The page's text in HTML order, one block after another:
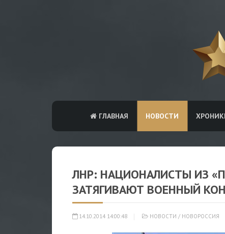
ГЛАВНАЯ НОВОСТИ
ЛНР: НАЦИОНАЛИСТЫ ИЗ
ЗАТЯГИВАЮТ ВОЕННЫЙ
14.10.2014 14:00:48 НОВОСТИ / НОВОРОССИЯ